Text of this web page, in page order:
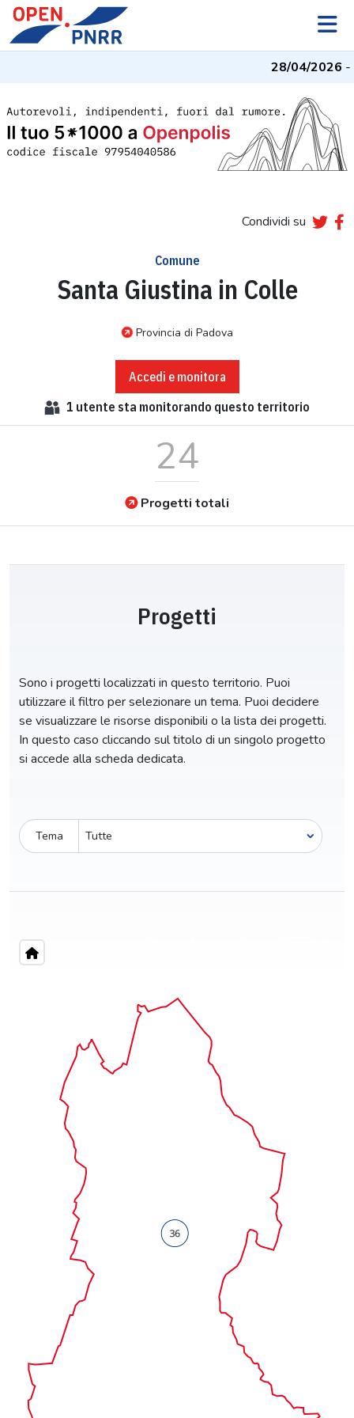
28/04/2026- I
Condividi su
Comune
Santa Giustina in Colle
Provincia di Padova
Accedi e monitora
1 utente sta monitorando questo territorio
24
Progetti totali
Progetti
Sono i progetti localizzati in questo territorio. Puoi
utilizzare il filtro per selezionare un tema. Puoi decidere
se visualizzare le risorse disponibili o la lista dei progetti.
In questo caso cliccando sul titolo di un singolo progetto
si accede alla scheda dedicata.
Tema